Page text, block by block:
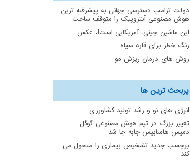
دولت ترامپ دسترسی جهانی به پیشرفته ترین
هوش مصنوعی آنتروپیک را متوقف ساخت
این ماشین چینی، آمریکایی است!، عکس
زنگ خطر برای قاره سیاه
روش های درمان ریزش مو
پربحث ترین ها
انرژی های نو و رشد تولید کشاورزی
تغییر بزرگ در تیم هوش مصنوعی گوگل
دمیس هاسابیس جابه جا شد
برچسب جدید تشخیص بیماری را متحول می
کند